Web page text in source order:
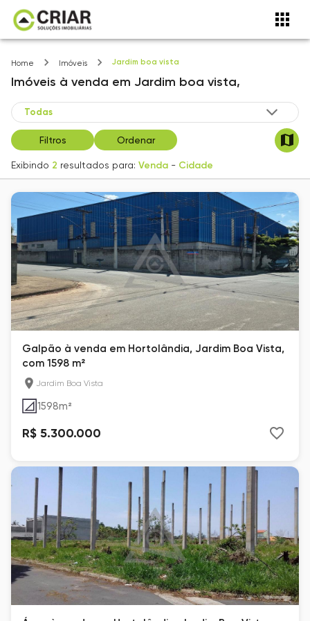
Home Imóveis Jardim boa vista
Imóveis à venda em Jardim boa vista,
Filtros Ordenar
Exibindo 2 resultados para: Venda - Cidade
Galpão à venda em Hortolândia, Jardim Boa Vista,
com 1598 m²
Jardim Boa Vista
1598m²
R$ 5.300.000